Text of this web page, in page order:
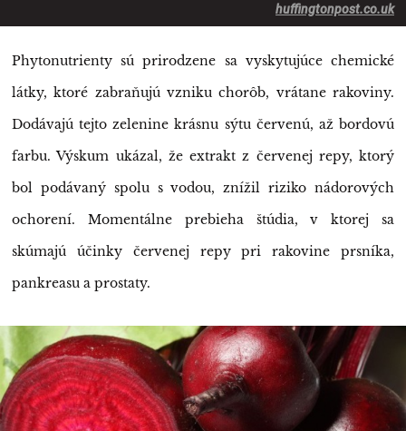
huffingtonpost.co.uk
Phytonutrienty sú prirodzene sa vyskytujúce chemické
látky, ktoré zabraňujú vzniku chorôb, vrátane rakoviny.
Dodávajú tejto zelenine krásnu sýtu červenú, až bordovú
farbu. Výskum ukázal, že extrakt z červenej repy, ktorý
bol podávaný spolu s vodou, znížil riziko nádorových
ochorení. Momentálne prebieha štúdia, v ktorej sa
skúmajú účinky červenej repy pri rakovine prsníka,
pankreasu a prostaty.